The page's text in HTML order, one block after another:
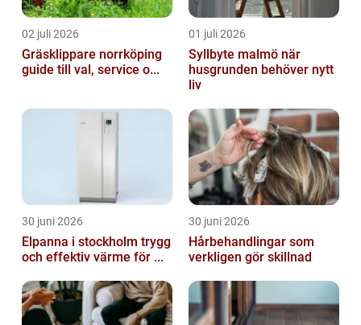
02 juli 2026
Gräsklippare norrköping
guide till val, service o...
01 juli 2026
Syllbyte malmö när
husgrunden behöver nytt
liv
30 juni 2026
Elpanna i stockholm trygg
och effektiv värme för ...
30 juni 2026
Hårbehandlingar som
verkligen gör skillnad